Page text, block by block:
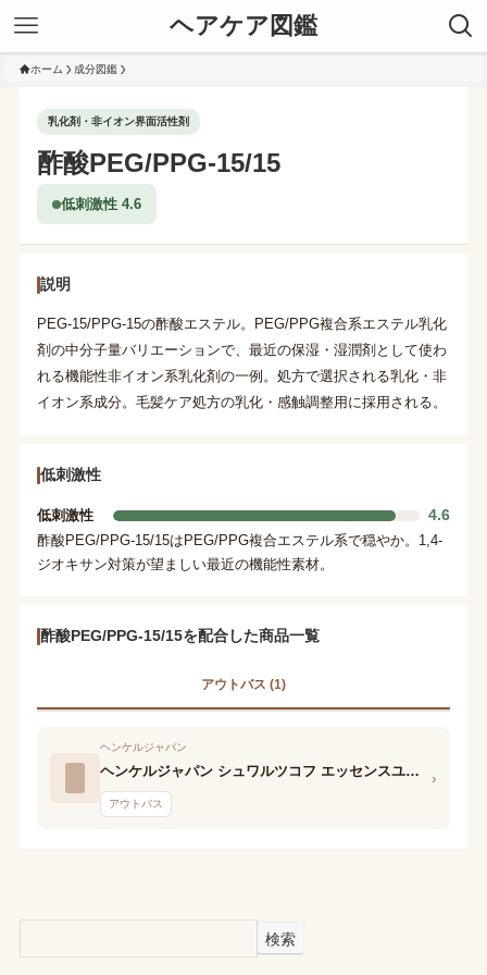
ヘアケア図鑑
ホーム 成分図鑑
乳化剤・非イオン界面活性剤
酢酸PEG/PPG-15/15
低刺激性 4.6
説明
PEG-15/PPG-15の酢酸エステル。PEG/PPG複合系エステル乳化
剤の中分子量バリエーションで、最近の保湿・湿潤剤として使わ
れる機能性非イオン系乳化剤の一例。処方で選択される乳化・非
イオン系成分。毛髪ケア処方の乳化・感触調整用に採用される。
低刺激性
低刺激性 4.6
酢酸PEG/PPG-15/15はPEG/PPG複合エステル系で穏やか。1,4-
ジオキサン対策が望ましい最近の機能性素材。
酢酸PEG/PPG-15/15を配合した商品一覧
アウトバス (1)
ヘンケルジャパン
ヘンケルジャパン シュワルツコフ エッセンスユルティム ボリューム クリーム
アウトバス
›
検索